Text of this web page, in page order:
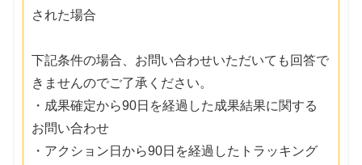
された場合
下記条件の場合、お問い合わせいただいても回答で
きませんのでご了承ください。
・成果確定から90日を経過した成果結果に関する
お問い合わせ
・アクション日から90日を経過したトラッキング